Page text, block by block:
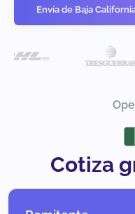
Envía de Baja
Cotiza